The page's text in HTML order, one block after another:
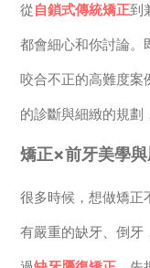
從自鎖式傳統矯正到
都會細心和你討論。
咬合不正的高難度案
的診斷與細緻的規劃
矯正×前牙美學
很多時候，想做矯正
有嚴重的缺牙、倒牙